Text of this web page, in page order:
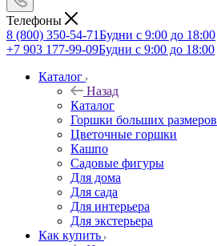
Телефоны
8 (800) 350-54-71Будни с 9:00 до 18:00
+7 903 177-99-09Будни с 9:00 до 18:00
Каталог
Назад
Каталог
Горшки больших размеров
Цветочные горшки
Кашпо
Садовые фигуры
Для дома
Для сада
Для интерьера
Для экстерьера
Как купить